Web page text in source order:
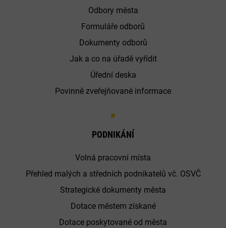
Odbory města
Formuláře odborů
Dokumenty odborů
Jak a co na úřadě vyřídit
Úřední deska
Povinně zveřejňované informace
PODNIKÁNÍ
Volná pracovní místa
Přehled malých a středních podnikatelů vč. OSVČ
Strategické dokumenty města
Dotace městem získané
Dotace poskytované od města